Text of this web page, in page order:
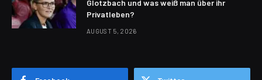
Glotzbach und was weiß man über ihr
Privatleben?
AUGUST 5, 2026